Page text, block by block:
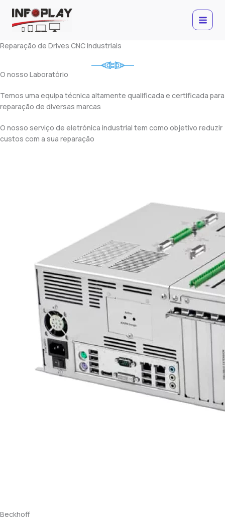
content
Reparação de Drives CNC Industriais
O nosso Laboratório
Temos uma equipa técnica altamente qualificada e certificada para
reparação de diversas marcas
O nosso serviço de eletrónica industrial tem como objetivo reduzir
custos com a sua reparação
Beckhoff